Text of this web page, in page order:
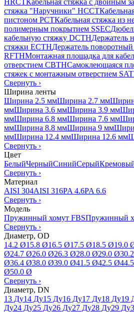
HRCT Кабельная стяжка с двойным
стяжка "Наручники" HCCT
пистоном PCTКабельная стяжка из
полимерным покрытием SSEC
кабельную стяжку DCTHДержатель
стяжки ECTHДержатель
RFTHМонтажная площадка для
отверстием CBTHСамоклеющаяся
стяжек с монтажным отверстием
Свернуть ›
Ширина ленты
Ширина 2.5 ммШирина 2.7 мм
ммШирина 3.6 ммШирина 3.9 мм
ммШирина 6.8 ммШирина 7.6 мм
ммШирина 8.8 ммШирина 9 мм
ммШирина 12.4 ммШирина 12.6 мм
Свернуть ›
Цвет
БелыйЧерныйСинийСерый
Свернуть ›
Материал
AISI 304AISI 316PA 4.6PA 6.6
Свернуть ›
Модель
Пружинный хомут FBSПружинный
Свернуть ›
Диаметр, OD
14.2 Ø15.8 Ø16.5 Ø17.5 Ø18.5 Ø19.0
Ø24.7 Ø26.0 Ø26.3 Ø28.0 Ø29.0 Ø
Ø36.4 Ø38.0 Ø39.0 Ø41.5 Ø42.5 Ø
Ø50.0 Ø
Свернуть ›
Диаметр, DN
13 Ду14 Ду15 Ду16 Ду17 Ду18 Ду19
Ду24 Ду25 Ду26 Ду27 Ду28 Ду29 Ду